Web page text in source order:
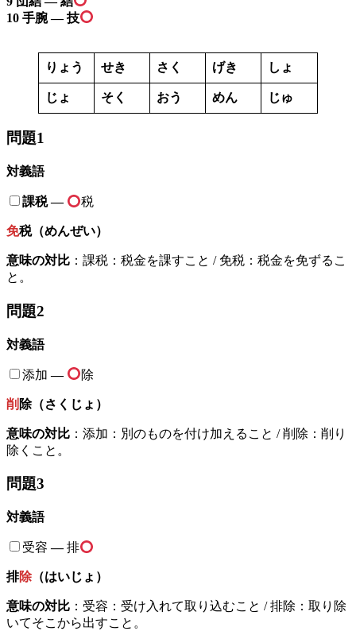
10 手腕 — 技
りょう せき さく げき しょ
じょ そく おう めん じゅ
問題1
対義語
課税 — 税
免税（めんぜい）
意味の対比 ：課税：税金を課すこと / 免税：税金を免ずるこ
と。
問題2
対義語
添加 — 除
削 除（さくじょ）
意味の対比 ：添加：別のものを付け加えること / 削除：削り
除くこと。
問題3
対義語
受容 —排
排除（はいじょ）
意味の対比 ：受容：受け入れて取り込むこと / 排除：取り除
いてそこから出すこと。